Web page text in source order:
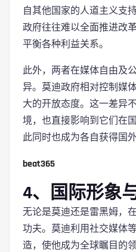
自其他国家的人道主义支
政府往往难以全面推进改
平衡各种利益关系。
此外，两者在媒体自由及
异。莫迪政府相对控制媒
大的开放态度。这一差异
境，也直接影响到它们在
此同时也成为各自获得国
beat365
4、国际形象
无论是莫迪还是雷黑姆，
功夫。莫迪利用社交媒体
造，使他成为全球瞩目的